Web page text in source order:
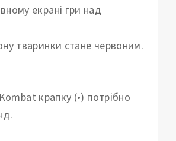
екрані гри над
тваринки стане червоним.
крапку (•) потрібно